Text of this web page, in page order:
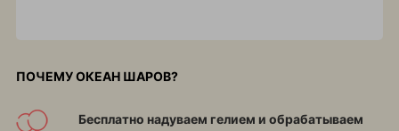
ПОЧЕМУ ОКЕАН ШАРОВ?
Бесплатно надуваем гелием и обрабатываем